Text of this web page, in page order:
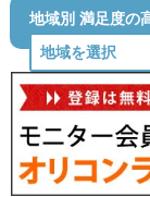
地域別 満足度の